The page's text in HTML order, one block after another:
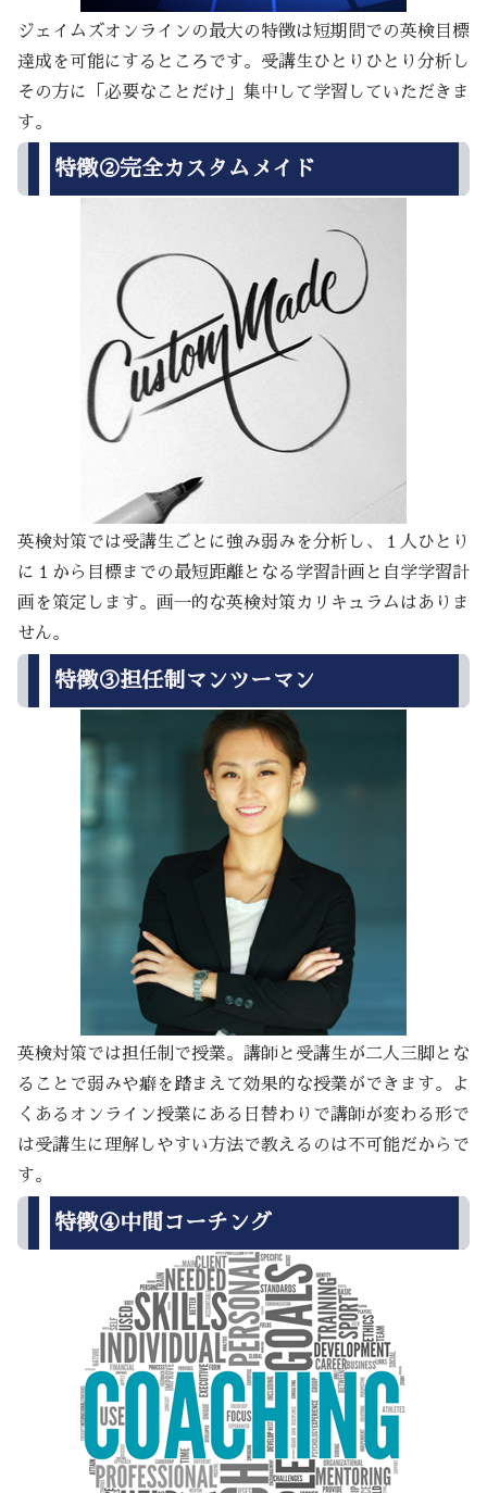
ジェイムズオンラインの最大の特徴は短期間での英検目標
達成を可能にするところです。受講生ひとりひとり分析し
その方に「必要なことだけ」集中して学習していただきま
す。
特徴②完全カスタムメイド
英検対策では受講生ごとに強み弱みを分析し、１人ひとり
に１から目標までの最短距離となる学習計画と自学学習計
画を策定します。画一的な英検対策カリキュラムはありま
せん。
特徴③担任制マンツーマン
英検対策では担任制で授業。講師と受講生が二人三脚とな
ることで弱みや癖を踏まえて効果的な授業ができます。よ
くあるオンライン授業にある日替わりで講師が変わる形で
は受講生に理解しやすい方法で教えるのは不可能だからで
す。
特徴④中間コーチング